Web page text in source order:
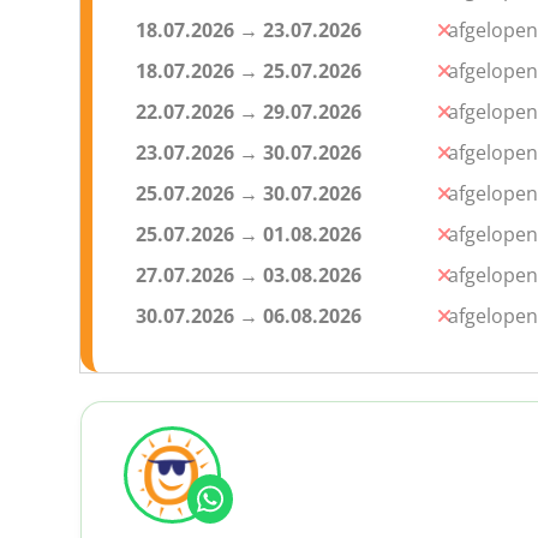
Events (niet inbegrepen in de
Poolparty bij club Heaven
Een echte poolparty mag niet ontbreken
feest van start en zullen de cocktails, plaatjes
feest afgelopen, maar kan je je klaarmaken
drankjes en het mooie uitzicht zorgen voor de
het water terwijl je geniet van de ondergaande
meteen door met het avondprogramma.
BBQ party
18.07.2026 →23.07.2026
afgelopen
18.07.2026 →25.07.2026
afgelopen
22.07.2026 →29.07.2026
afgelopen
23.07.2026 →30.07.2026
afgelopen
25.07.2026 →30.07.2026
afgelopen
25.07.2026 →01.08.2026
afgelopen
27.07.2026 →03.08.2026
afgelopen
30.07.2026 →06.08.2026 afgelopen